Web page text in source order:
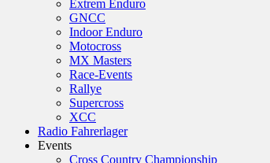
Extrem Enduro
GNCC
Indoor Enduro
Motocross
MX Masters
Race-Events
Rallye
Supercross
XCC
Radio Fahrerlager
Events
Cross Country Championship